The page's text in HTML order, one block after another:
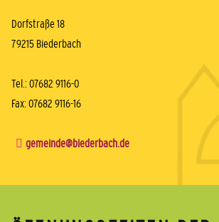
Dorfstraße 18
79215 Biederbach
Tel.: 07682 9116-0
Fax: 07682 9116-16
gemeinde@biederbach.de